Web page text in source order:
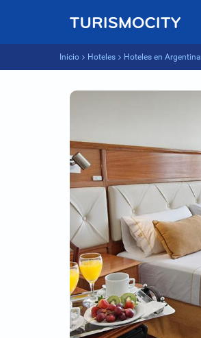
Inicio Hoteles Hoteles en Argentina